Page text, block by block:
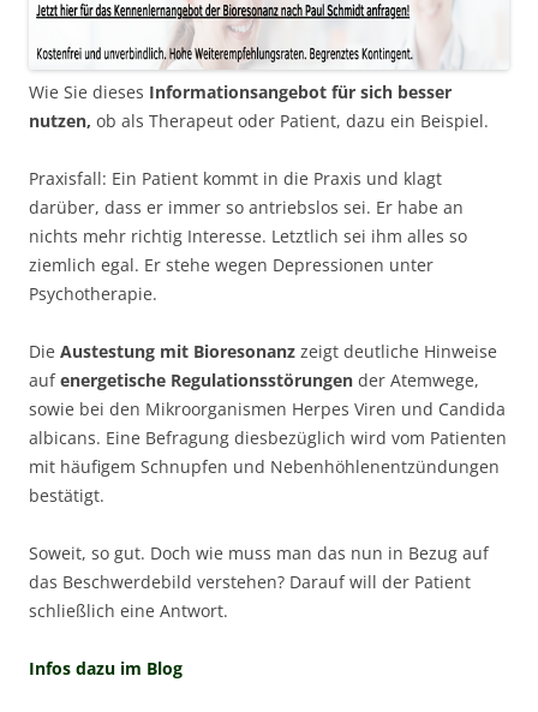
Wie Sie dieses Informationsangebot für sich besser
nutzen, ob als Therapeut oder Patient, dazu ein Beispiel.
Praxisfall: Ein Patient kommt in die Praxis und klagt
darüber, dass er immer so antriebslos sei. Er habe an
nichts mehr richtig Interesse. Letztlich sei ihm alles so
ziemlich egal. Er stehe wegen Depressionen unter
Psychotherapie.
Die Austestung mit Bioresonanz zeigt deutliche Hinweise
aufenergetische Regulationsstörungen der Atemwege,
sowie bei den Mikroorganismen Herpes Viren und Candida
albicans. Eine Befragung diesbezüglich wird vom Patienten
mit häufigem Schnupfen und Nebenhöhlenentzündungen
bestätigt.
Soweit, so gut. Doch wie muss man das nun in Bezug auf
das Beschwerdebild verstehen? Darauf will der Patient
schließlich eine Antwort.
Infos dazu im Blog